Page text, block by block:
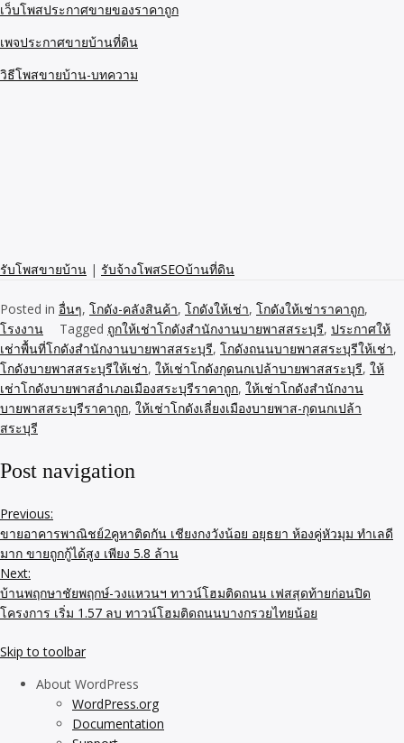
เว็บโพสประกาศขายของราคาถูก
เพจประกาศขายบ้านที่ดิน
วิธีโพสขายบ้าน-บทความ
รับโพสขายบ้าน | รับจ้างโพสSEOบ้านที่ดิน
Posted in อื่นๆ, โกดัง-คลังสินค้า, โกดังให้เช่า, โกดังให้เช่าราคาถูก,
โรงงาน
Tagged ถูกให้เช่าโกดังสำนักงานบายพาสสระบุรี, ประกาศให้
เช่าพื้นที่โกดังสำนักงานบายพาสสระบุรี, โกดังถนนบายพาสสระบุรีให้เช่า,
โกดังบายพาสสระบุรีให้เช่า, ให้เช่าโกดังกุดนกเปล้าบายพาสสระบุรี, ให้
เช่าโกดังบายพาสอำเภอเมืองสระบุรีราคาถูก, ให้เช่าโกดังสำนักงาน
บายพาสสระบุรีราคาถูก, ให้เช่าโกดังเลี่ยงเมืองบายพาส-กุดนกเปล้า
สระบุรี
Post navigation
Previous:
ขายอาคารพาณิชย์2คูหาติดกัน เชียงกงวังน้อย อยุธยา ห้องคู่หัวมุม ทำเลดี
มาก ขายถูกกู้ได้สูง เพียง 5.8 ล้าน
Next:
บ้านพฤกษาชัยพฤกษ์-วงแหวนฯ ทาวน์โฮมติดถนน เฟสสุดท้ายก่อนปิด
โครงการ เริ่ม 1.57 ลบ ทาวน์โฮมติดถนนบางกรวยไทยน้อย
Skip to toolbar
About WordPress
WordPress.org
Documentation